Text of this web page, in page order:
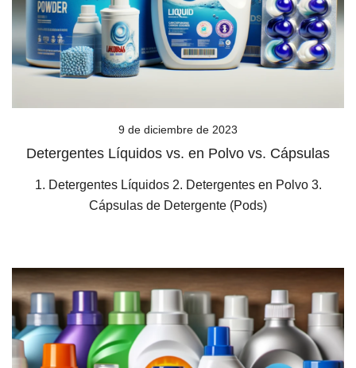
9 de diciembre de 2023
Detergentes Líquidos vs. en Polvo vs. Cápsulas
1. Detergentes Líquidos 2. Detergentes en Polvo 3.
Cápsulas de Detergente (Pods)